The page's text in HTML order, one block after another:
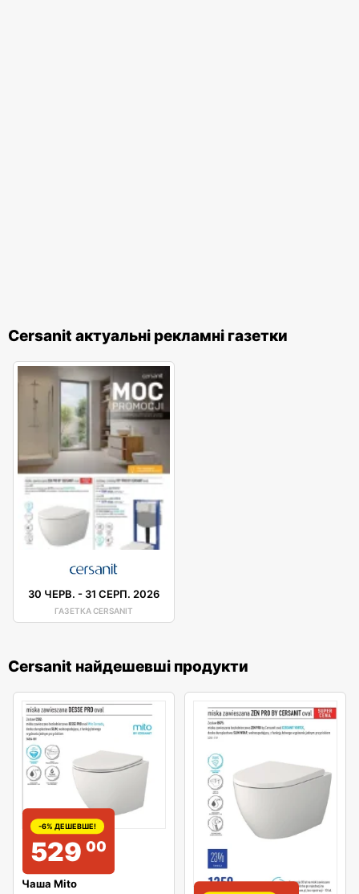
Cersanit актуальні рекламні газетки
30 ЧЕРВ. - 31 СЕРП. 2026
ГАЗЕТКА CERSANIT
Cersanit найдешевші продукти
-6% ДЕШЕВШЕ!
529 00
Чаша Mito